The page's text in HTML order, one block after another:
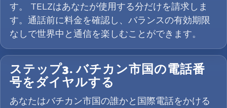
す。 TELZはあなたが使用する分だけを請求しま
す。通話前に料金を確認し、バランスの有効期限
なしで世界中と通信を楽しむことができます。
ステップ3. バチカン市国の電話番
号をダイヤルする
あなたはバチカン市国の誰かと国際電話をかける